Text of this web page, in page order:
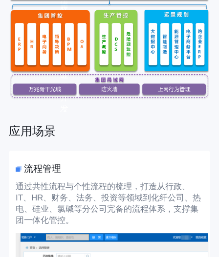
借
鉴、
资
源
复
程、
知
互
联
互
通
规
划，
撑
拓
展
应
用
开
应用场景
流程管理
通过共性流程与个性流程的梳理，打造从行政、
IT、HR、财务、法务、投资等领域到化纤公司、热
电、硅业、氯碱等分公司完备的流程体系，支撑集
团一体化管控。